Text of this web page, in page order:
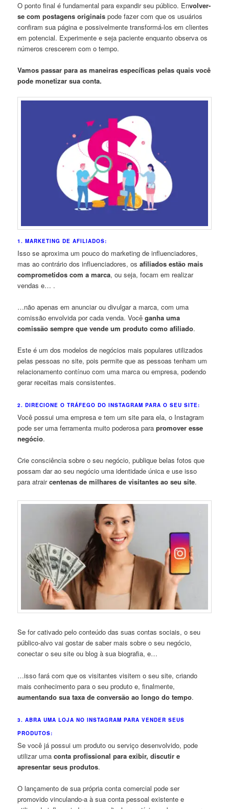
O ponto final é fundamental para expandir seu público. Envolver-
se com postagens originais pode fazer com que os usuários
confiram sua página e possivelmente transformá-los em clientes
em potencial. Experimente e seja paciente enquanto observa os
números crescerem com o tempo.
Vamos passar para as maneiras específicas pelas quais você
pode monetizar sua conta.
1. MARKETING DE AFILIADOS:
Isso se aproxima um pouco do marketing de influenciadores,
mas ao contrário dos influenciadores, osafiliados estão mais
comprometidos com a marca, ou seja, focam em realizar
vendas e… .
…não apenas em anunciar ou divulgar a marca, com uma
comissão envolvida por cada venda. Vocêganha uma
comissão sempre que vende um produto como afiliado.
Este é um dos modelos de negócios mais populares utilizados
pelas pessoas no site, pois permite que as pessoas tenham um
relacionamento contínuo com uma marca ou empresa, podendo
gerar receitas mais consistentes.
2. DIRECIONE O TRÁFEGO DO INSTAGRAM PARA O SEU SITE:
Você possui uma empresa e tem um site para ela, o Instagram
pode ser uma ferramenta muito poderosa parapromover esse
negócio.
Crie consciência sobre o seu negócio, publique belas fotos que
possam dar ao seu negócio uma identidade única e use isso
para atraircentenas de milhares de visitantes ao seu site.
Se for cativado pelo conteúdo das suas contas sociais, o seu
público-alvo vai gostar de saber mais sobre o seu negócio,
conectar o seu site ou blog à sua biografia, e…
…isso fará com que os visitantes visitem o seu site, criando
mais conhecimento para o seu produto e, finalmente,
aumentando sua taxa de conversão ao longo do tempo.
3. ABRA UMA LOJA NO INSTAGRAM PARA VENDER SEUS
PRODUTOS:
Se você já possui um produto ou serviço desenvolvido, pode
utilizar umaconta profissional para exibir, discutir e
apresentar seus produtos.
O lançamento de sua própria conta comercial pode ser
promovido vinculando-a à sua conta pessoal existente e